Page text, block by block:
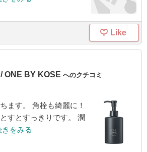
Like
ONE BY KOSE へのクチコミ
ます。 角栓も綺麗に！
すとすっきりです。 潤
をみる